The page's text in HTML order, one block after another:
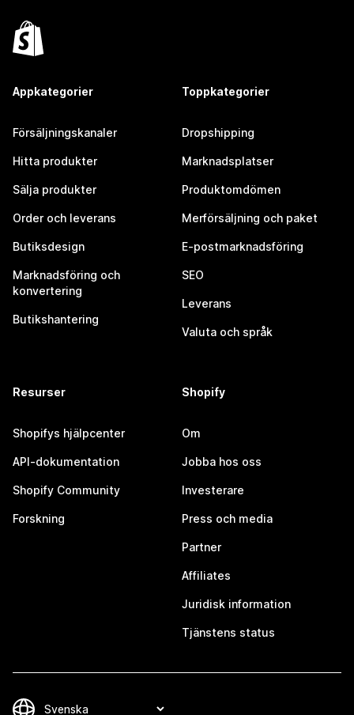
Appkategorier
Försäljningskanaler
Hitta produkter
Sälja produkter
Order och leverans
Butiksdesign
Marknadsföring och
konvertering
Butikshantering
Toppkategorier
Dropshipping
Marknadsplatser
Produktomdömen
Merförsäljning och paket
E-postmarknadsföring
SEO
Leverans
Valuta och språk
Resurser
Shopifys hjälpcenter
API-dokumentation
Shopify Community
Forskning
Shopify
Om
Jobba hos oss
Investerare
Press och media
Partner
Affiliates
Juridisk information
Tjänstens status